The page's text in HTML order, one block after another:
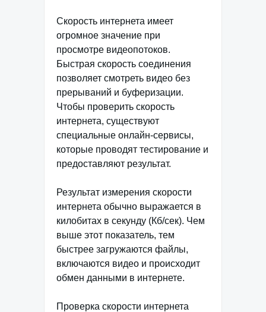
Скорость интернета имеет
огромное значение при
просмотре видеопотоков.
Быстрая скорость соединения
позволяет смотреть видео без
прерываний и буферизации.
Чтобы проверить скорость
интернета, существуют
специальные онлайн-сервисы,
которые проводят тестирование и
предоставляют результат.
Результат измерения скорости
интернета обычно выражается в
килобитах в секунду (Кб/сек). Чем
выше этот показатель, тем
быстрее загружаются файлы,
включаются видео и происходит
обмен данными в интернете.
Проверка скорости интернета